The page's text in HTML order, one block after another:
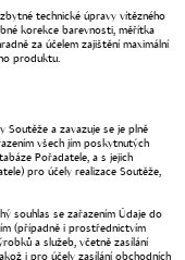
technické úpravy vítězného
korekce barevnosti, měřítka
za účelem zajištění maximální
produktu.
a zavazuje se je plně
všech jím poskytnutých
Pořadatele, a s jejich
pro účely realizace Soutěže,
souhlas se zařazením Údaje do
(případně i prostřednictvím
a služeb, včetně zasílání
i pro účely zasílání obchodních